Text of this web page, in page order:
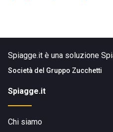
Spiagge.it è una soluzione
Società del Gruppo Zucchetti
Spiagge.it
Chi siamo